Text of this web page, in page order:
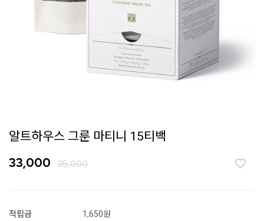
알트하우스 그룬 마티니 15티백
33,000 35,000
적립금
1,650원